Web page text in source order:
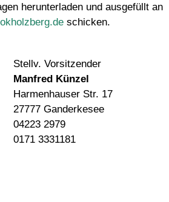
herunterladen und ausgefüllt an
schicken.
Stellv. Vorsitzender
Manfred Künzel
Harmenhauser Str. 17
27777 Ganderkesee
04223 2979
0171 3331181